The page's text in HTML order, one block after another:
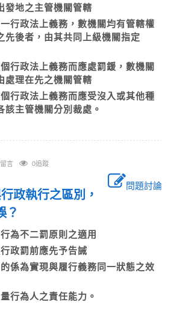
發地之主管機關管轄
行政法上義務，數機關均有管轄權
先後者，由其共同上級機關指定
行政法上義務而應處罰鍰，數機關
處理在先之機關管轄
行政法上義務而應受沒入或其他種
該主管機關分別裁處。
言 0追蹤
問題討論
政執行之區別，
？
為不二罰原則之適用
政罰前應先予告誡
係為實現與履行義務同一狀態之效
行為人之責任能力。